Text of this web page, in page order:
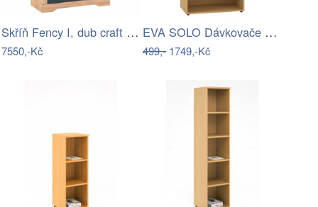
Skříň Fency I, dub craft zlatý / grafit
7550,-Kč
EVA SOLO Dávkovače na mýdlo a tekutý…
499,-1749,-Kč